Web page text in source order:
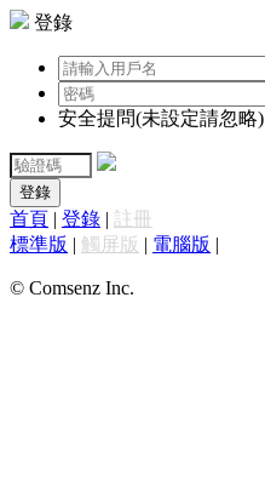
登錄
安全提問(未設定請忽略)
登錄
首頁 | 登錄 | 註冊
標準版 | 觸屏版 | 電腦版 |
© Comsenz Inc.